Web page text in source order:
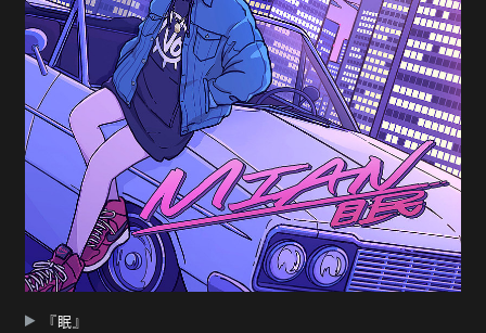
『眠』